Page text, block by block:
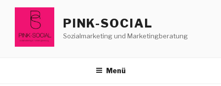
PINK-SOCIAL
Sozialmarketing und Marketingberatung
Menü